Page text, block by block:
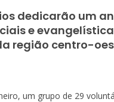
dedicarão um
e
região centro-
um grupo de 29